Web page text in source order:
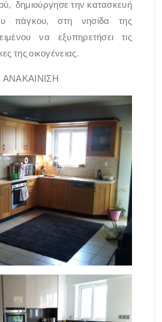
δημιούργησε την κατασκευή
πάγκου, στη νησίδα της
να εξυπηρετήσει τις
της οικογένειας.